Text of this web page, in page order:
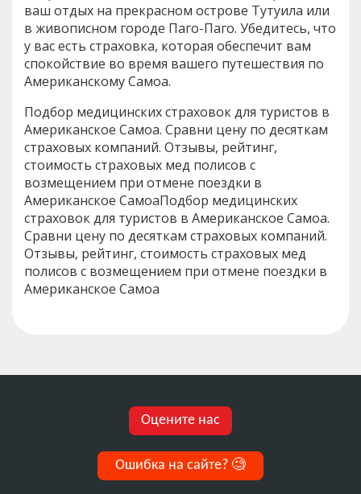
ваш отдых на прекрасном острове Тутуила или
в живописном городе Паго-Паго. Убедитесь, что
у вас есть страховка, которая обеспечит вам
спокойствие во время вашего путешествия по
Американскому Самоа.
Подбор медицинских страховок для туристов в
Американское Самоа. Сравни цену по десяткам
страховых компаний. Отзывы, рейтинг,
стоимость страховых мед полисов с
возмещением при отмене поездки в
Американское СамоаПодбор медицинских
страховок для туристов в Американское Самоа.
Сравни цену по десяткам страховых компаний.
Отзывы, рейтинг, стоимость страховых мед
полисов с возмещением при отмене поездки в
Американское Самоа
Оцените нас
Ошибка на сайте? 🧐